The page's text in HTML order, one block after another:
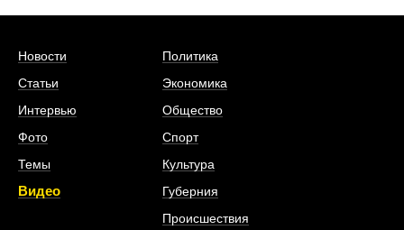
Новости
Статьи
Интервью
Фото
Темы
Видео
Политика
Экономика
Общество
Спорт
Культура
Губерния
Происшествия